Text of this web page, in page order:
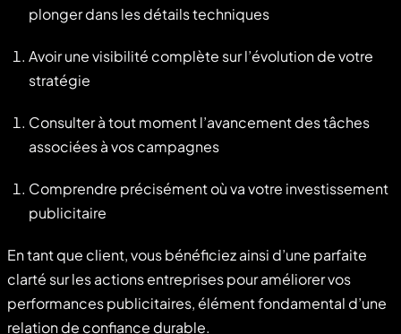
plonger dans les détails techniques
Avoir une visibilité complète sur l’évolution de votre
stratégie
Consulter à tout moment l’avancement des tâches
associées à vos campagnes
Comprendre précisément où va votre investissement
publicitaire
En tant que client, vous bénéficiez ainsi d’une parfaite
clarté sur les actions entreprises pour améliorer vos
performances publicitaires, élément fondamental d’une
relation de confiance durable.